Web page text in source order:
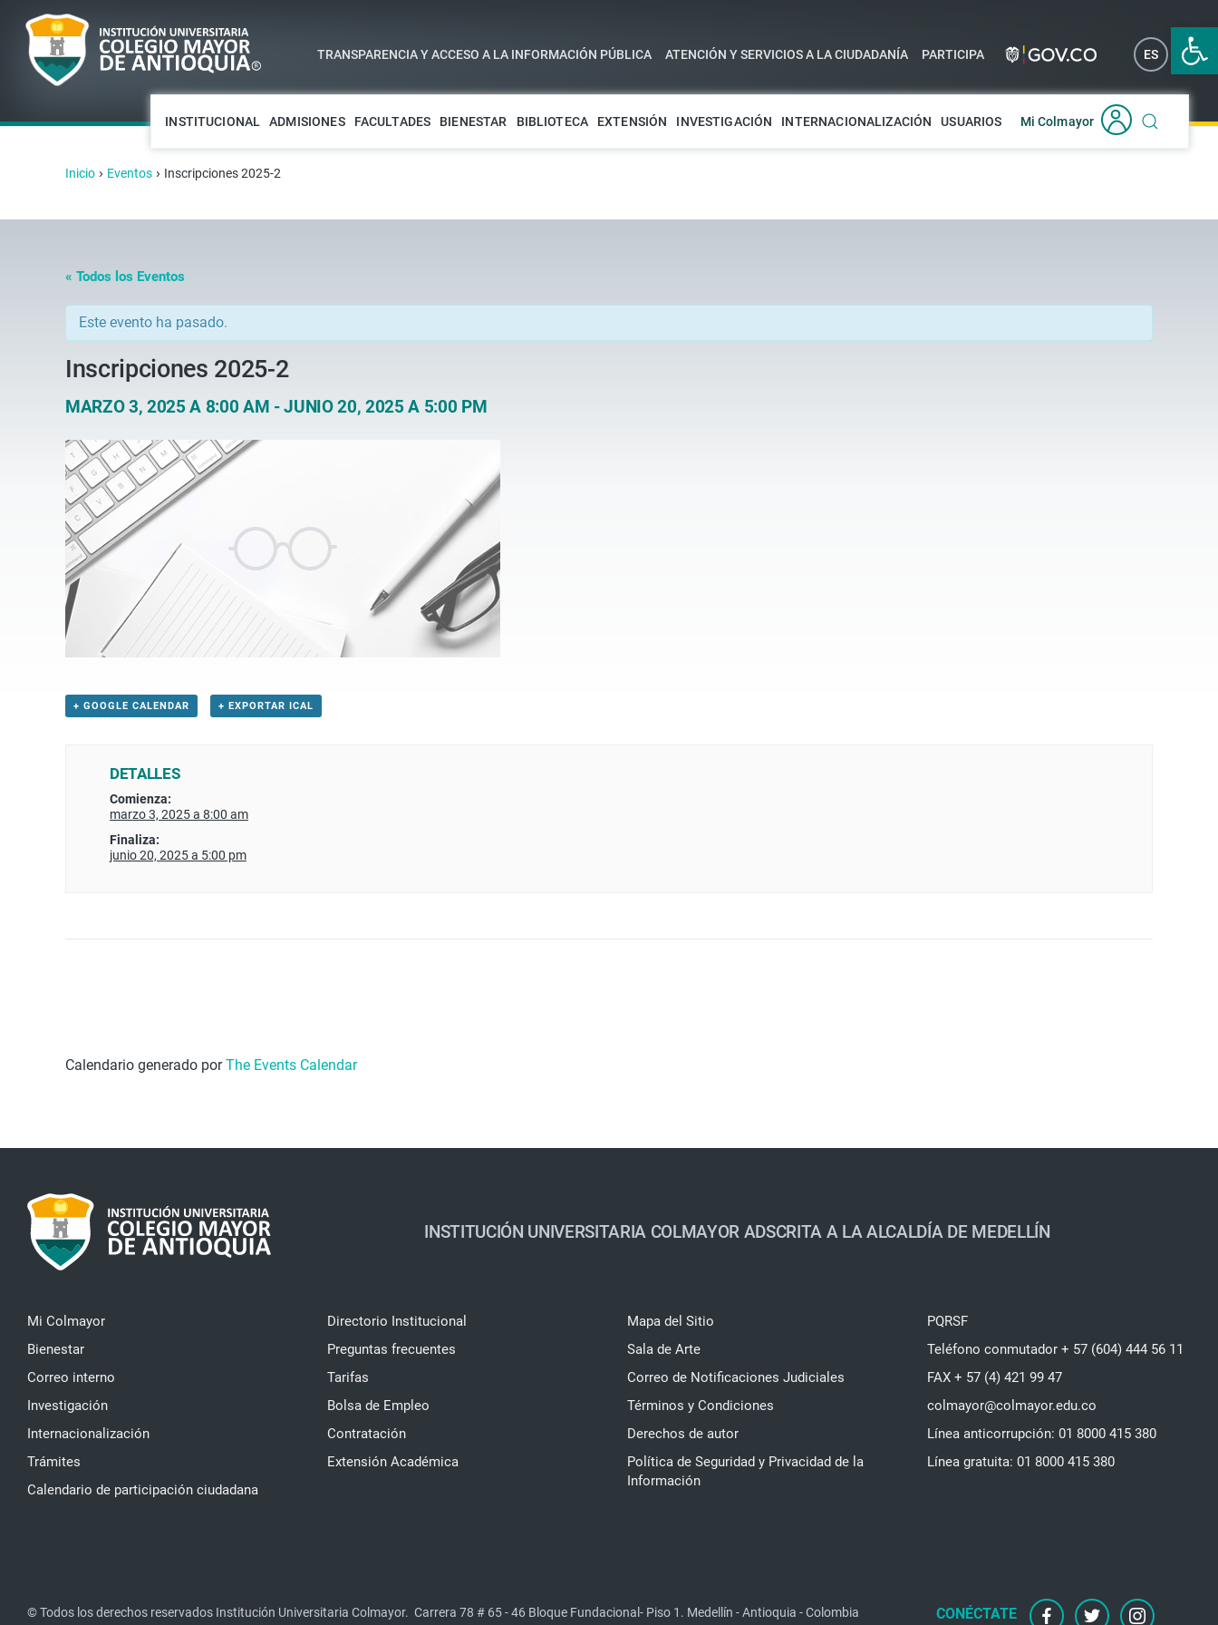
Abrir
TRANSPARENCIA Y ACCESO A LA INFORMACIÓN PÚBLICA ATENCIÓN Y SERVICIOS A LA CIUDADANÍA PARTICIPA ES EN
INSTITUCIONAL ADMISIONES FACULTADES BIENESTAR BIBLIOTECA EXTENSIÓN INVESTIGACIÓN INTERNACIONALIZACIÓN USUARIOS Mi Colmayor
Inicio › Eventos › Inscripciones 2025-2
« Todos los Eventos
Este evento ha pasado.
Inscripciones 2025-2
MARZO 3, 2025 A 8:00 AM -JUNIO 20, 2025 A 5:00 PM
+ GOOGLE CALENDAR + EXPORTAR ICAL
DETALLES
Comienza:
marzo 3, 2025 a 8:00 am
Finaliza:
junio 20, 2025 a 5:00 pm
Calendario generado porThe Events Calendar
INSTITUCIÓN UNIVERSITARIA COLMAYOR ADSCRITA A LA ALCALDÍA DE MEDELLÍN
Mi Colmayor
Bienestar
Correo interno
Investigación
Internacionalización
Trámites
Calendario de participación ciudadana
Directorio Institucional
Preguntas frecuentes
Tarifas
Bolsa de Empleo
Contratación
Extensión Académica
Mapa del Sitio
Sala de Arte
Correo de Notificaciones Judiciales
Términos y Condiciones
Derechos de autor
Política de Seguridad y Privacidad de la
Información
PQRSF
Teléfono conmutador + 57 (604) 444 56 11
FAX + 57 (4) 421 99 47
colmayor@colmayor.edu.co
Línea anticorrupción: 01 8000 415 380
Línea gratuita: 01 8000 415 380
© Todos los derechos reservados Institución Universitaria Colmayor. Carrera 78 # 65 - 46 Bloque Fundacional- Piso 1. Medellín - Antioquia - Colombia facebooktwitter instagram